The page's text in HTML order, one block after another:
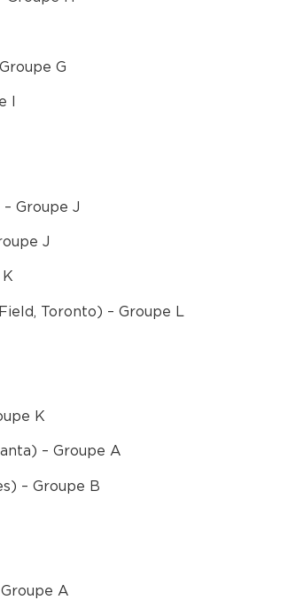
G
I
Groupe J
J
Toronto) – Groupe L
K
– Groupe A
– Groupe B
A